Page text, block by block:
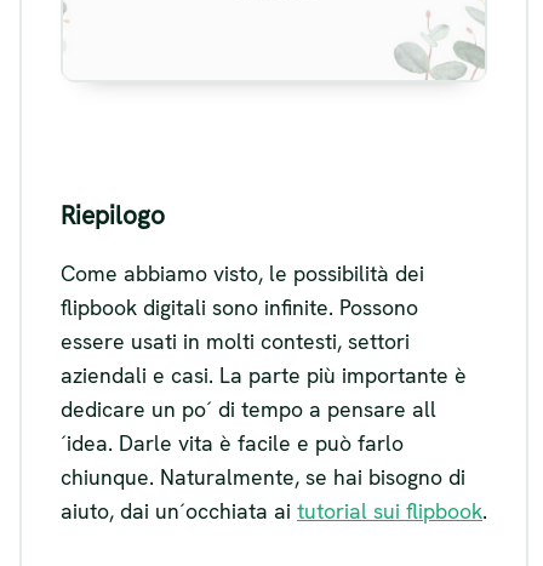
Riepilogo
Come abbiamo visto, le possibilità dei
flipbook digitali sono infinite. Possono
essere usati in molti contesti, settori
aziendali e casi. La parte più importante è
dedicare un po´ di tempo a pensare all
´idea. Darle vita è facile e può farlo
chiunque. Naturalmente, se hai bisogno di
aiuto, dai un´occhiata ai tutorial sui flipbook.